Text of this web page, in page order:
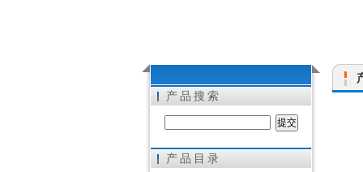
希而科工业控制设备（上海）有限公司
产品搜索
产品目录